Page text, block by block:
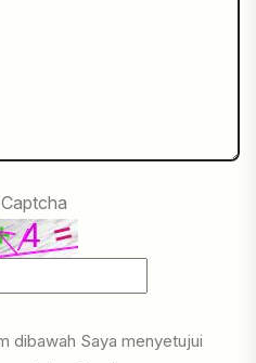
dibawah Saya menyetujui